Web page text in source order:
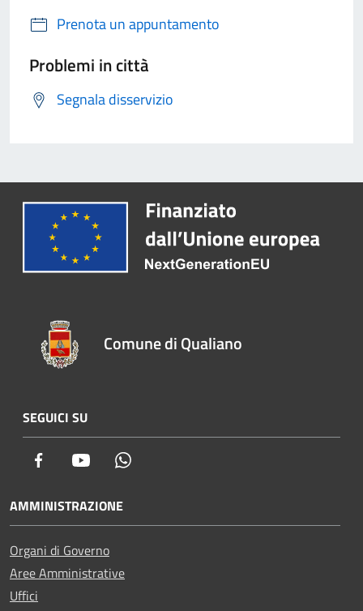
Prenota un appuntamento
Problemi in città
Segnala disservizio
Comune di Qualiano
SEGUICI SU
Facebook Youtube
AMMINISTRAZIONE
Organi di Governo
Aree Amministrative
Uffici